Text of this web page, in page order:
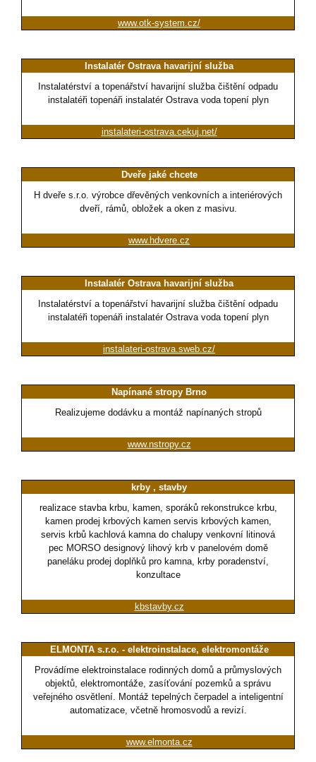
www.otk-system.cz/
Instalatér Ostrava havarijní služba
Instalatérství a topenářství havarijní služba čištění odpadu
instalatéři topenáři instalatér Ostrava voda topení plyn
instalateri-ostrava.cekuj.net/
Dveře jaké chcete
H dveře s.r.o. výrobce dřevěných venkovních a interiérových
dveří, rámů, obložek a oken z masivu.
www.hdvere.cz
Instalatér Ostrava havarijní služba
Instalatérství a topenářství havarijní služba čištění odpadu
instalatéři topenáři instalatér Ostrava voda topení plyn
instalateri-ostrava.sweb.cz/
Napínané stropy Brno
Realizujeme dodávku a montáž napínaných stropů
www.nstropy.cz
krby , stavby
realizace stavba krbu, kamen, sporáků rekonstrukce krbu,
kamen prodej krbových kamen servis krbových kamen,
servis krbů kachlová kamna do chalupy venkovní litinová
pec MORSO designový lihový krb v panelovém domě
paneláku prodej doplňků pro kamna, krby poradenství,
konzultace
kbstavby.cz
ELMONTA s.r.o. - elektroinstalace, elektromontáže
Provádíme elektroinstalace rodinných domů a průmyslových
objektů, elektromontáže, zasíťování pozemků a správu
veřejného osvětlení. Montáž tepelných čerpadel a inteligentní
automatizace, včetně hromosvodů a revizí.
www.elmonta.cz